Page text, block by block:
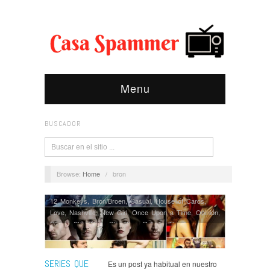
Menu
BUSCADOR
Browse: Home / bron
SERIES QUE
12 Monkeys, Bron/Broen,Casual,House of Cards,
Love, Nashville,New Girl,Once Upon a Time,Opinión,
Series, Star Wars Star Wars Rebels,The Americans,
The Originals,You're the Worst
Es un post ya habitual en nuestro